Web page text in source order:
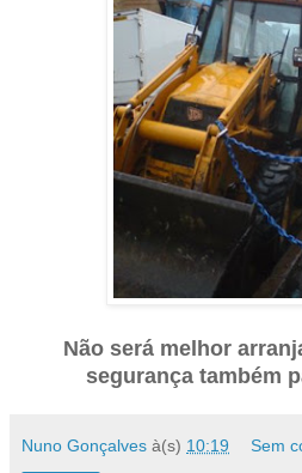
Não será melhor
segurança também
Nuno Gonçalves à(s) 10:19 Sem